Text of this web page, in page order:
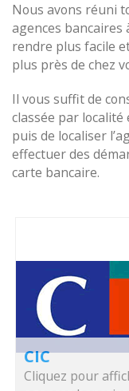
Nous avons réuni
agences
rendre plus facile
plus près de chez
Il vous suffit de
classée par
puis de localiser
effectuer des
carte bancaire.
CIC
Cliquez pour